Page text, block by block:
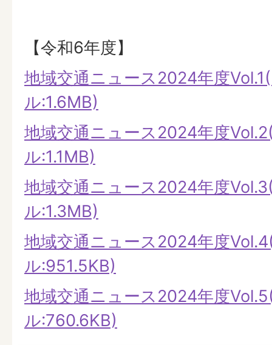
【令和6年度】
地域交通ニュース2024年度
ル:1.6MB)
地域交通ニュース2024年度
ル:1.1MB)
地域交通ニュース2024年度
ル:1.3MB)
地域交通ニュース2024年度
ル:951.5KB)
地域交通ニュース2024年度
ル:760.6KB)